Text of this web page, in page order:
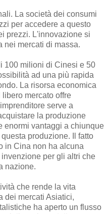
La società dei consumi
per accedere a questo
prezzi. L'innovazione si
nei mercati di massa.
100 milioni di Cinesi e 50
ad una più rapida
La risorsa economica
mercato offre
serve a
la produzione
enormi vantaggi a chiunque
produzione. Il fatto
in Cina non ha alcuna
per gli altri che
nazione.
che rende la vita
dei mercati Asiatici,
ha aperto un flusso